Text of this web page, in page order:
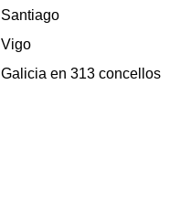
Santiago
Vigo
Galicia en 313 concellos